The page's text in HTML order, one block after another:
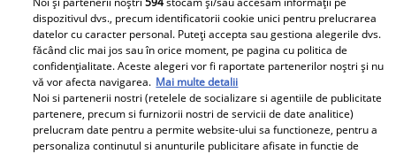
dispozitivul dvs., precum identificatorii cookie unici pentru prelucrarea
datelor cu caracter personal. Puteți accepta sau gestiona alegerile dvs.
făcând clic mai jos sau în orice moment, pe pagina cu politica de
confidențialitate. Aceste alegeri vor fi raportate partenerilor noștri și nu
vă vor afecta navigarea. Mai multe detalii
Noi si partenerii nostri (retelele de socializare si agentiile de publicitate
partenere, precum si furnizorii nostri de servicii de date analitice)
prelucram date pentru a permite website-ului sa functioneze, pentru a
personaliza continutul si anunturile publicitare afisate in functie de